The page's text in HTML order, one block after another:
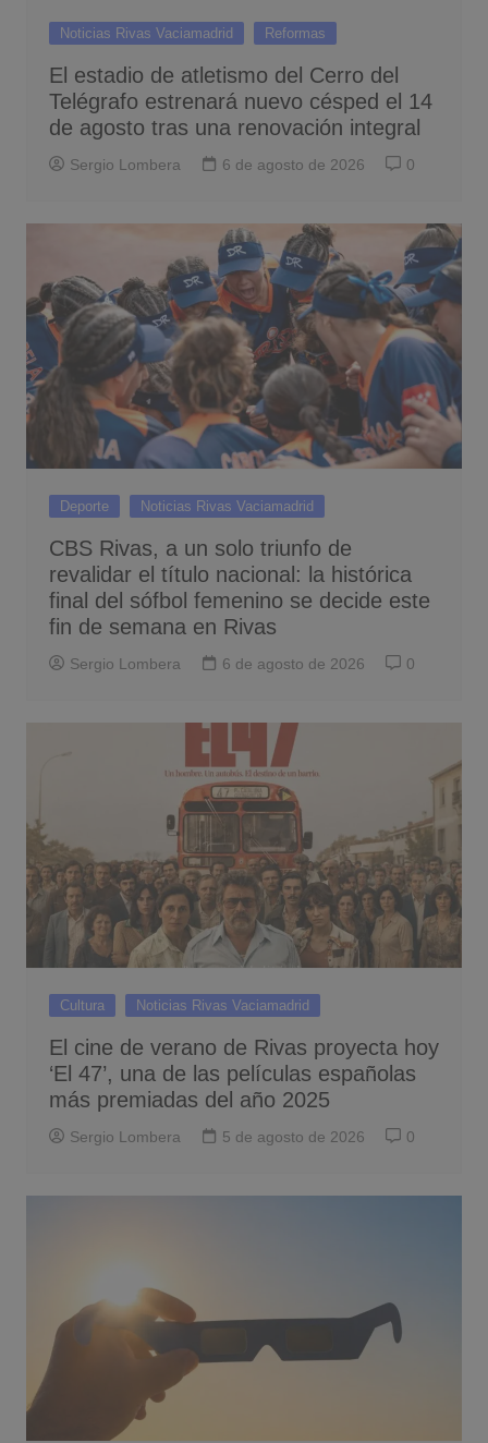
Noticias Rivas Vaciamadrid Reformas
El estadio de atletismo del Cerro del
Telégrafo estrenará nuevo césped el 14
de agosto tras una renovación integral
Sergio Lombera 6 de agosto de 2026 0
Deporte Noticias Rivas Vaciamadrid
CBS Rivas, a un solo triunfo de
revalidar el título nacional: la histórica
final del sófbol femenino se decide este
fin de semana en Rivas
Sergio Lombera 6 de agosto de 2026 0
Cultura Noticias Rivas Vaciamadrid
El cine de verano de Rivas proyecta hoy
‘El 47’, una de las películas españolas
más premiadas del año 2025
Sergio Lombera 5 de agosto de 2026 0